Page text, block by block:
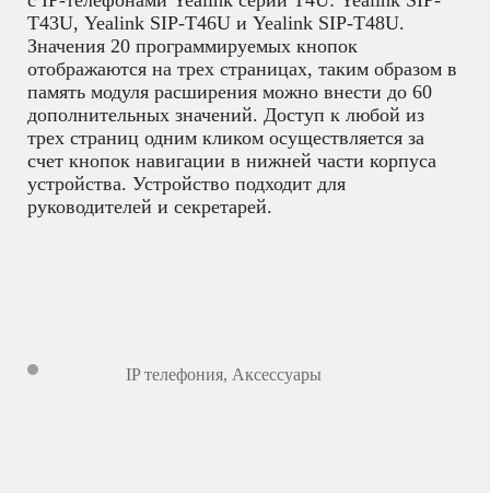
T43U, Yealink SIP-T46U и Yealink SIP-T48U.
Значения 20 программируемых кнопок
отображаются на трех страницах, таким образом в
память модуля расширения можно внести до 60
дополнительных значений. Доступ к любой из
трех страниц одним кликом осуществляется за
счет кнопок навигации в нижней части корпуса
устройства. Устройство подходит для
руководителей и секретарей.
IP телефония, Аксессуары